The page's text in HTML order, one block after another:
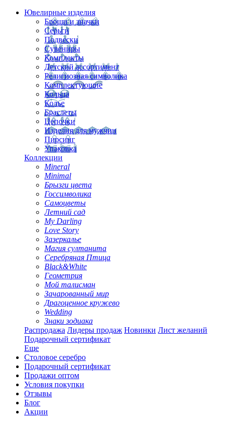
Ювелирные изделия
Броши и значки
Серьги
Подвески
Сувениры
Комплекты
Детский ассортимент
Религиозная символика
Комплектующие
Кольца
Колье
Браслеты
Цепочки
Изделия для мужчин
Пирсинг
Упаковка
Коллекции
Mineral
Minimal
Брызги цвета
Госсимволика
Самоцветы
Летний сад
My Darling
Love Story
Зазеркалье
Магия султанита
Серебряная Птица
Black&White
Геометрия
Мой талисман
Зачарованный мир
Драгоценное кружево
Wedding
Знаки зодиака
Распродажа Лидеры продаж Новинки Лист желаний
Подарочный сертификат
Еще
Столовое серебро
Подарочный сертификат
Продажи оптом
Условия покупки
Отзывы
Блог
Акции